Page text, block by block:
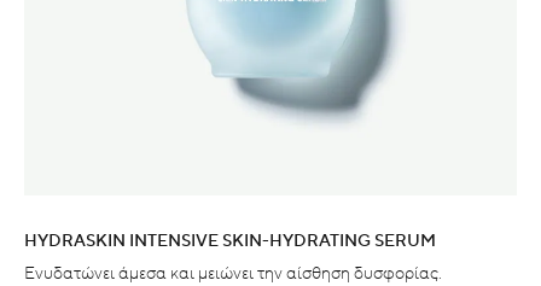
HYDRASKIN INTENSIVE SKIN-HYDRATING SERUM
Ενυδατώνει άμεσα και μειώνει την αίσθηση δυσφορίας.